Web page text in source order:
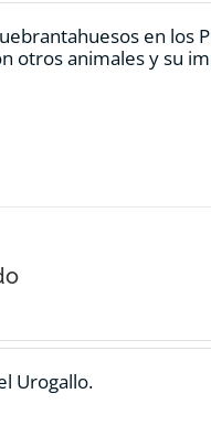
en los
otros animales y su
Urogallo.